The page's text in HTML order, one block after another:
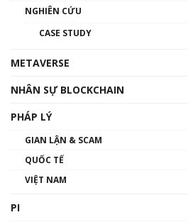
01:32:59
gió ấm
NGHIÊN CỨU
CASE STUDY
METAVERSE
NHÂN SỰ BLOCKCHAIN
PHÁP LÝ
GIAN LẬN & SCAM
QUỐC TẾ
VIỆT NAM
PI